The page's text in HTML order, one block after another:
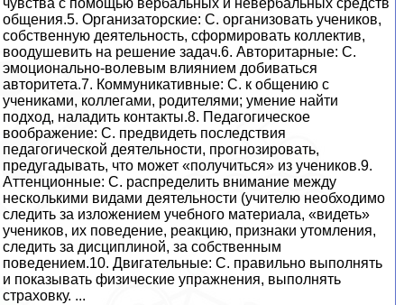
чувства с помощью вербальных и невербальных средств
общения.5. Организаторские: С. организовать учеников,
собственную деятельность, сформировать коллектив,
воодушевить на решение задач.6. Авторитарные: С.
эмоционально-волевым влиянием добиваться
авторитета.7. Коммуникативные: С. к общению с
учениками, коллегами, родителями; умение найти
подход, наладить контакты.8. Педагогическое
воображение: С. предвидеть последствия
педагогической деятельности, прогнозировать,
предугадывать, что может «получиться» из учеников.9.
Аттенционные: С. распределить внимание между
несколькими видами деятельности (учителю необходимо
следить за изложением учебного материала, «видеть»
учеников, их поведение, реакцию, признаки утомления,
следить за дисциплиной, за собственным
поведением.10. Двигательные: С. правильно выполнять
и показывать физические упражнения, выполнять
страховку. ...